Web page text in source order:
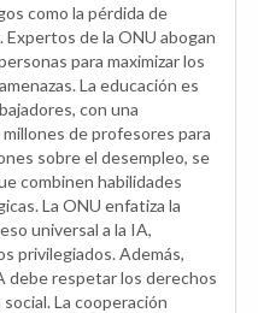
como la pérdida de
de la ONU abogan
para maximizar los
La educación es
con una
de profesores para
sobre el desempleo, se
combinen habilidades
La ONU enfatiza la
universal a la IA,
privilegiados. Además,
debe respetar los derechos
La cooperación